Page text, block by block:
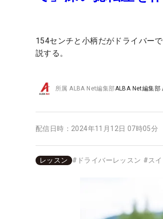
154センチと小柄だがドライバー
説する。
所属ALBA Net編集部ALBA Net編集部
配信日時： 2024年11月12日 07時05分
レッスン # ドライバーレッスン #ス